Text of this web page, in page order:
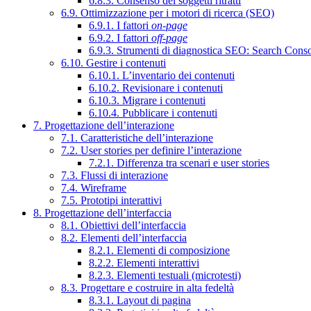
6.9. Ottimizzazione per i motori di ricerca (SEO)
6.9.1. I fattori on-page
6.9.2. I fattori off-page
6.9.3. Strumenti di diagnostica SEO: Search
6.10. Gestire i contenuti
6.10.1. L’inventario dei contenuti
6.10.2. Revisionare i contenuti
6.10.3. Migrare i contenuti
6.10.4. Pubblicare i contenuti
7. Progettazione dell’interazione
7.1. Caratteristiche dell’interazione
7.2. User stories per definire l’interazione
7.2.1. Differenza tra scenari e user stories
7.3. Flussi di interazione
7.4. Wireframe
7.5. Prototipi interattivi
8. Progettazione dell’interfaccia
8.1. Obiettivi dell’interfaccia
8.2. Elementi dell’interfaccia
8.2.1. Elementi di composizione
8.2.2. Elementi interattivi
8.2.3. Elementi testuali (microtesti)
8.3. Progettare e costruire in alta fedeltà
8.3.1. Layout di pagina